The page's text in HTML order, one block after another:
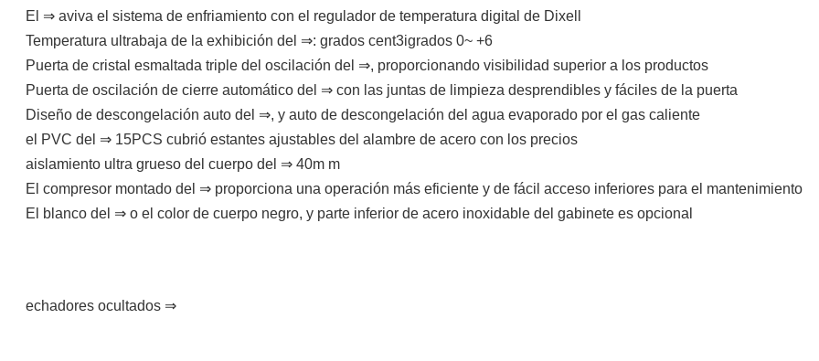
El ⇒ aviva el sistema de enfriamiento con el regulador de temperatura digital de Dixell
Temperatura ultrabaja de la exhibición del ⇒: grados cent3igrados 0~ +6
Puerta de cristal esmaltada triple del oscilación del ⇒, proporcionando visibilidad superior a los productos
Puerta de oscilación de cierre automático del ⇒ con las juntas de limpieza desprendibles y fáciles de la puerta
Diseño de descongelación auto del ⇒, y auto de descongelación del agua evaporado por el gas caliente
el PVC del ⇒ 15PCS cubrió estantes ajustables del alambre de acero con los precios
aislamiento ultra grueso del cuerpo del ⇒ 40m m
El compresor montado del ⇒ proporciona una operación más eficiente y de fácil acceso inferiores para el mantenimiento
El blanco del ⇒ o el color de cuerpo negro, y parte inferior de acero inoxidable del gabinete es opcional
echadores ocultados ⇒